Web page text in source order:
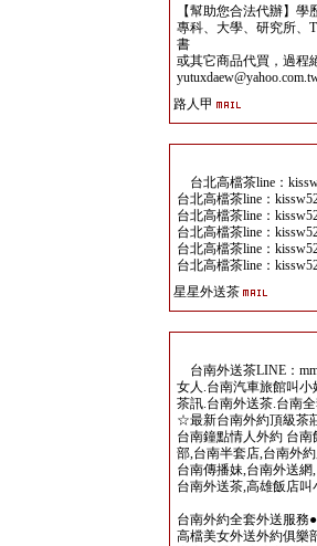
【幫助您合法代辦】
專科、大學、研究所、
書
或其它商品代買，過程
路人甲
台北高檔茶line：
台北高檔茶line：
台北高檔茶line：
台北高檔茶line：
台北高檔茶line：
台北高檔茶line：
星星外送茶
台南外送茶LINE：
女人.台南汽車旅館叫
茶訊.台南外送茶.台南
☆最新台南外約頂級茶
台南鐘點情人外約 台
部,台南半套店,台南外
台南傳播妹,台南外送
台南外送茶,高雄飯店
台南外約全套外送服務
高檔美女外送外約俱樂